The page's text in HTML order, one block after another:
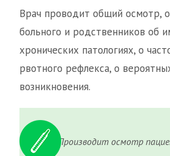
Врач проводит общий осмотр,
больного и родственников об
хронических патологиях, о
рвотного рефлекса, о
возникновения.
Производит осмотр